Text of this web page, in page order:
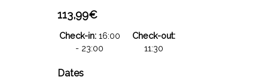
113,99€
Check-in 16:00
- 23:00
Check-out
11:30
Dates